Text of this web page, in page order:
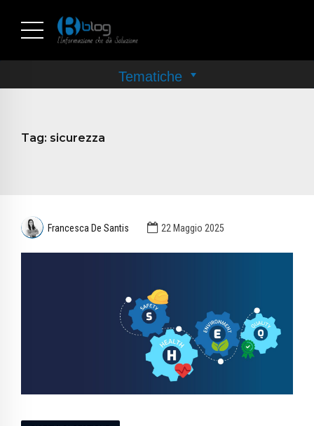
Tag: sicurezza
Francesca De Santis 22 Maggio 2025